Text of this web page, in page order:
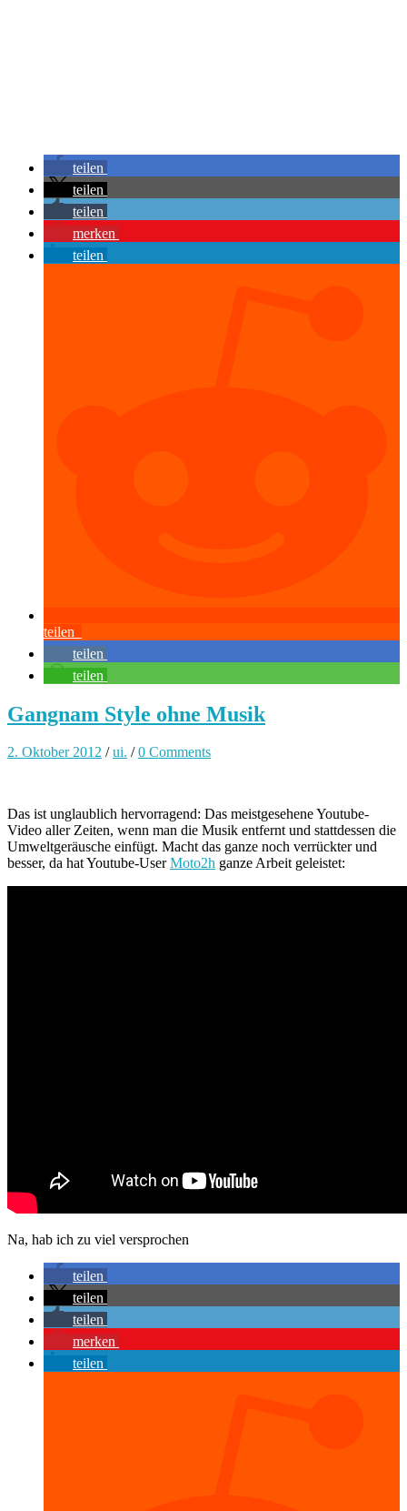
teilen
teilen
teilen
merken
teilen
teilen
teilen
teilen
Gangnam Style ohne Musik
2. Oktober 2012 /ui. /0 Comments
Das ist unglaublich hervorragend: Das meistgesehene Youtube-
Video aller Zeiten, wenn man die Musik entfernt und stattdessen die
Umweltgeräusche einfügt. Macht das ganze noch verrückter und
besser, da hat Youtube-UserMoto2h ganze Arbeit geleistet:
Na, hab ich zu viel versprochen
teilen
teilen
teilen
merken
teilen